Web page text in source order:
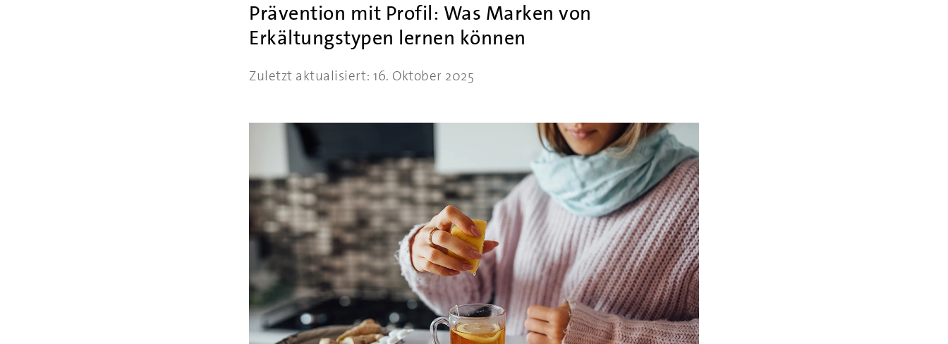
Prävention mit Profil: Was Marken von
Erkältungstypen lernen können
Zuletzt aktualisiert: 16. Oktober 2025